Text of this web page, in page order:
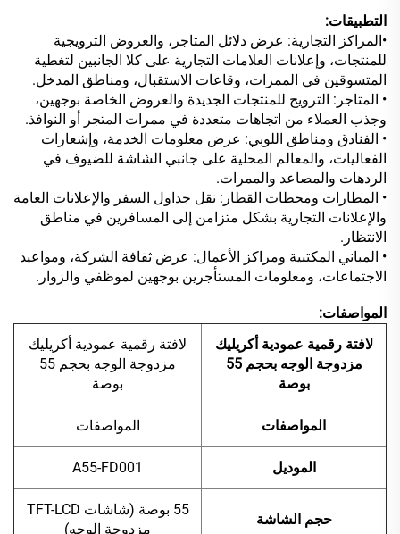
التطبيقات:
•المراكز التجارية: عرض دلائل المتاجر، والعروض الترويجية
للمنتجات، وإعلانات العلامات التجارية على كلا الجانبين لتغطية
المتسوقين في الممرات، وقاعات الاستقبال، ومناطق المدخل.
• المتاجر: الترويج للمنتجات الجديدة والعروض الخاصة بوجهين،
وجذب العملاء من اتجاهات متعددة في ممرات المتجر أو النوافذ.
• الفنادق ومناطق اللوبي: عرض معلومات الخدمة، وإشعارات
الفعاليات، والمعالم المحلية على جانبي الشاشة للضيوف في
الردهات والمصاعد والممرات.
• المطارات ومحطات القطار: نقل جداول السفر والإعلانات العامة
والإعلانات التجارية بشكل متزامن إلى المسافرين في مناطق
الانتظار.
• المباني المكتبية ومراكز الأعمال: عرض ثقافة الشركة، ومواعيد
الاجتماعات، ومعلومات المستأجرين بوجهين لموظفي والزوار.
المواصفات:
لافتة رقمية عمودية أكريليك
مزدوجة الوجه بحجم 55
بوصة
لافتة رقمية عمودية أكريليك
مزدوجة الوجه بحجم 55
بوصة
المواصفات المواصفات
الموديل A55-FD001
حجم الشاشة
55 بوصة (شاشات TFT-LCD
مزدوجة الوجه)